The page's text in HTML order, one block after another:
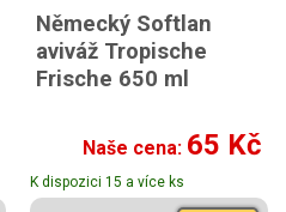
Německý Softlan
aviváž Tropische
Frische 650 ml
Naše cena: 65 Kč
K dispozici 15 a více ks